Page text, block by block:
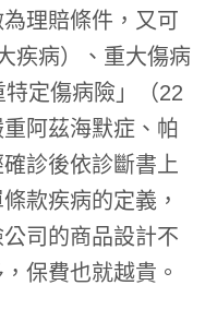
理賠條件，又可
疾病）、重大傷病
定傷病險」（22
阿茲海默症、帕
診後依診斷書上
款疾病的定義，
司的商品設計不
保費也就越貴。